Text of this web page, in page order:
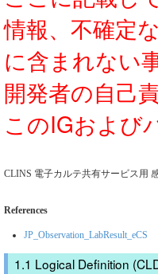
情報、不確定
に含まれない
開発者の自己
このIGおよび
CLINS 電子カルテ共有サービス用
References
JP_Observation_LabResult_eCS
Logical Definition